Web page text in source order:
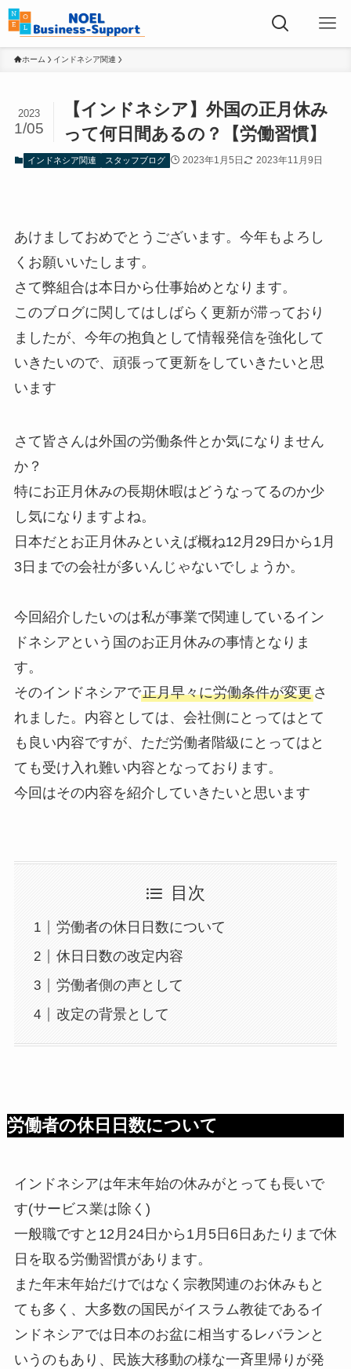
ホーム インドネシア関連
【インドネシア】外国の正月休み
って何日間あるの？【労働習慣】
2023
1/05
インドネシア関連 スタッフブログ 2023年1月5日 2023年11月9日
あけましておめでとうございます。今年もよろし
くお願いいたします。
さて弊組合は本日から仕事始めとなります。
このブログに関してはしばらく更新が滞っており
ましたが、今年の抱負として情報発信を強化して
いきたいので、頑張って更新をしていきたいと思
います
さて皆さんは外国の労働条件とか気になりません
か？
特にお正月休みの長期休暇はどうなってるのか少
し気になりますよね。
日本だとお正月休みといえば概ね12月29日から1月
3日までの会社が多いんじゃないでしょうか。
今回紹介したいのは私が事業で関連しているイン
ドネシアという国のお正月休みの事情となりま
す。
そのインドネシアで正月早々に労働条件が変更さ
れました。内容としては、会社側にとってはとて
も良い内容ですが、ただ労働者階級にとってはと
ても受け入れ難い内容となっております。
今回はその内容を紹介していきたいと思います
目次
労働者の休日日数について
休日日数の改定内容
労働者側の声として
改定の背景として
労働者の休日日数について
インドネシアは年末年始の休みがとっても長いで
す(サービス業は除く)
一般職ですと12月24日から1月5日6日あたりまで休
日を取る労働習慣があります。
また年末年始だけではなく宗教関連のお休みもと
ても多く、大多数の国民がイスラム教徒であるイ
ンドネシアでは日本のお盆に相当するレバランと
いうのもあり、民族大移動の様な一斉里帰りが発